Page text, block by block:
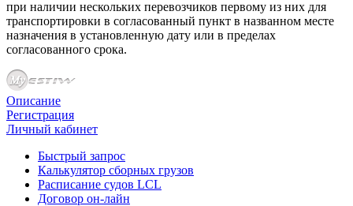
при наличии нескольких перевозчиков первому из них для
транспортировки в согласованный пункт в названном месте
назначения в установленную дату или в пределах
согласованного срока.
Описание
Регистрация
Личный кабинет
Быстрый запрос
Калькулятор сборных грузов
Расписание судов LCL
Договор он-лайн